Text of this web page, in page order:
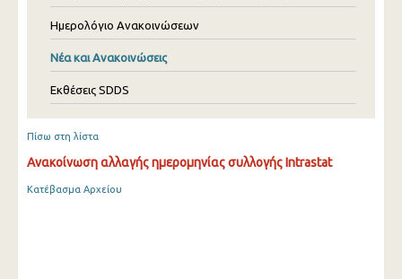
Ημερολόγιο Ανακοινώσεων
Νέα και Ανακοινώσεις
Εκθέσεις SDDS
Πίσω στη λίστα
Ανακοίνωση αλλαγής ημερομηνίας συλλογής Intrastat
Κατέβασμα Αρχείου